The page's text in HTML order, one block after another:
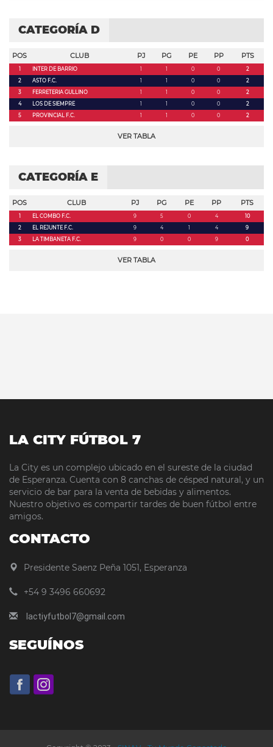
CATEGORÍA D
POS CLUB PJ PG PE PP PTS
1 INTER DE BARRIO 1 1 0 0
2
2
ASTO F.C. 1 1 0 0
2
3
FERRETERIA GULLINO 1 1 0 0
2
4
LOS DE SIEMPRE 1 1 0 0
2
5
PROVINCIAL F.C. 1 1 0 0 2
VER TABLA
CATEGORÍA E
POS CLUB PJ PG PE PP PTS
1 EL COMBO F.C. 9 5 0 4
10
2
EL REJUNTE F.C. 9 4 1 4
9
3
LA TIMBANETA F.C. 9 0 0 9 0
VER TABLA
LA CITY FÚTBOL 7
La City es un complejo ubicado en el sureste de la ciudad
de Esperanza. Cuenta con 8 canchas de césped natural, y un
servicio de bar para la venta de bebidas y alimentos.
Nuestro objetivo es compartir tardes de buen fútbol entre
amigos.
CONTACTO
Presidente Saenz Peña 1051, Esperanza
+54 9 3496 660692
lactiyfutbol7@gmail.com
SEGUÍNOS